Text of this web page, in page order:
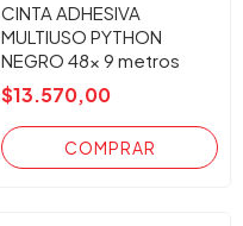
CINTA ADHESIVA
MULTIUSO PYTHON
NEGRO 48x 9 metros
$13.570,00